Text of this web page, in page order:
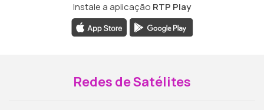
Instale a aplicação RTP Play
Redes de Satélites